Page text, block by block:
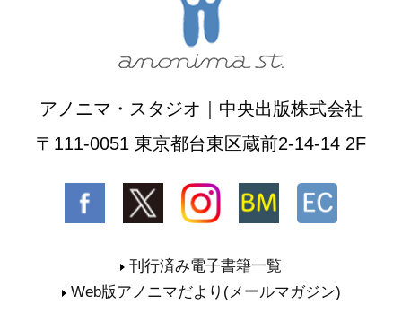
アノニマ・スタジオ｜中央出版株式会社
〒111-0051 東京都台東区蔵前2-14-14 2F
刊行済み電子書籍一覧
Web版アノニマだより(メールマガジン)